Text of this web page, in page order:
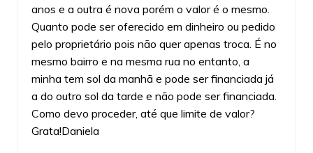
anos e a outra é nova porém o valor é o mesmo.
Quanto pode ser oferecido em dinheiro ou pedido
pelo proprietário pois não quer apenas troca. É no
mesmo bairro e na mesma rua no entanto, a
minha tem sol da manhã e pode ser financiada já
a do outro sol da tarde e não pode ser financiada.
Como devo proceder, até que limite de valor?
Grata!Daniela